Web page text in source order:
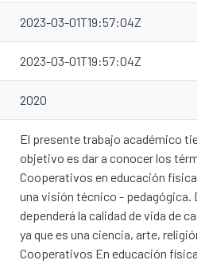
2023-03-01T19:57:04Z
2023-03-01T19:57:04Z
2020
El presente trabajo académico
objetivo es dar a conocer los
Cooperativos en educación física,
una visión técnico - pedagógica.
dependerá la calidad de vida de
ya que es una ciencia, arte,
Cooperativos En educación física